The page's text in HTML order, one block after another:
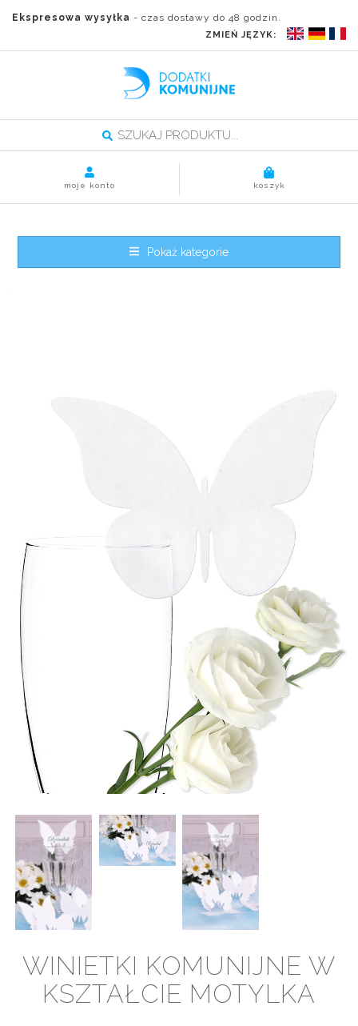
Ekspresowa wysyłka - czas dostawy do 48 godzin.
ZMIEŃ JĘZYK:
koszyk
moje konto
Pokaż kategorie
WINIETKI KOMUNIJNE W
KSZTAŁCIE MOTYLKA